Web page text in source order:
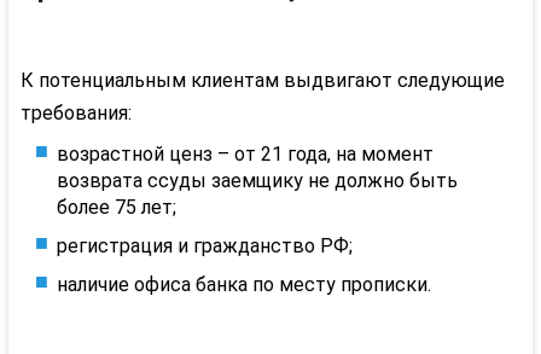
К потенциальным клиентам выдвигают следующие
требования:
возрастной ценз – от 21 года, на момент
возврата ссуды заемщику не должно быть
более 75 лет;
регистрация и гражданство РФ;
наличие офиса банка по месту прописки.